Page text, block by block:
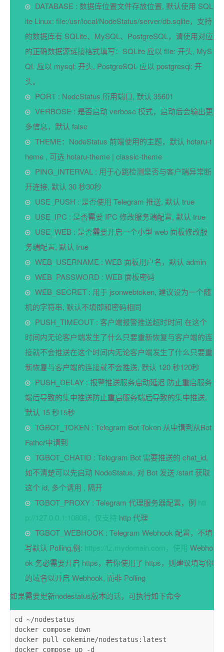
DATABASE : 数据库位置文件存放位置, 默认使用 SQL
ite Linux: file:/usr/local/NodeStatus/server/db.sqlite，支持
的数据库有 SQLite、MySQL、PostgreSQL，请使用对应
的正确数据源链接格式填写：SQLite 应以 file: 开头, MyS
QL 应以 mysql: 开头, PostgreSQL 应以 postgresql: 开
头。
PORT : NodeStatus 所用端口, 默认 35601
VERBOSE : 是否启动 verbose 模式，启动后会输出更
多信息，默认 false
THEME：NodeStatus 前端使用的主题，默认 hotaru-t
heme , 可选 hotaru-theme | classic-theme
PING_INTERVAL : 用于心跳检测是否与客户端异常断
开连接, 默认 30 秒30秒
USE_PUSH : 是否使用 Telegram 推送, 默认 true
USE_IPC : 是否需要 IPC 修改服务端配置, 默认 true
USE_WEB : 是否需要开启一个小型 web 面板修改服
务端配置, 默认 true
WEB_USERNAME : WEB 面板用户名，默认 admin
WEB_PASSWORD : WEB 面板密码
WEB_SECRET : 用于 jsonwebtoken, 建议设为一个随
机的字符串, 默认不填即和密码相同
PUSH_TIMEOUT : 客户端报警推送超时时间 在这个
时间内无论客户端发生了什么只要重新恢复与客户端的连
接就不会推送在这个时间内无论客户端发生了什么只要重
新恢复与客户端的连接就不会推送, 默认 120 秒120秒
PUSH_DELAY : 报警推送服务启动延迟 防止重启服务
端后导致的集中推送防止重启服务端后导致的集中推送,
默认 15 秒15秒
TGBOT_TOKEN : Telegram Bot Token 从申请到从Bot
Father申请到
TGBOT_CHATID : Telegram Bot 需要推送的 chat_id,
如不清楚可以先启动 NodeStatus, 对 Bot 发送 /start 获取
这个 id, 多个请用 , 隔开
TGBOT_PROXY : Telegram 代理服务器配置，例 htt
p://127.0.0.1:10808，仅支持 http 代理
TGBOT_WEBHOOK : Telegram Webhook 配置，不填
写默认 Polling,例: https://tz.mydomain.com，使用 Webho
ok 务必需要开启 https，若你使用了 https，则建议填写你
的域名以开启 Webhook, 而非 Polling
如果需要更新nodestatus版本的话，可执行如下命令
cd
~/nodestatus
docker compose down
docker pull cokemine/nodestatus:latest
docker compose up -d